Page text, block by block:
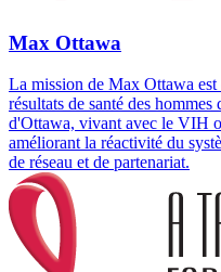
Max Ottawa
La mission de Max Ottawa
résultats de santé des
d'Ottawa, vivant avec le VIH
améliorant la réactivité du
de réseau et de partenariat.